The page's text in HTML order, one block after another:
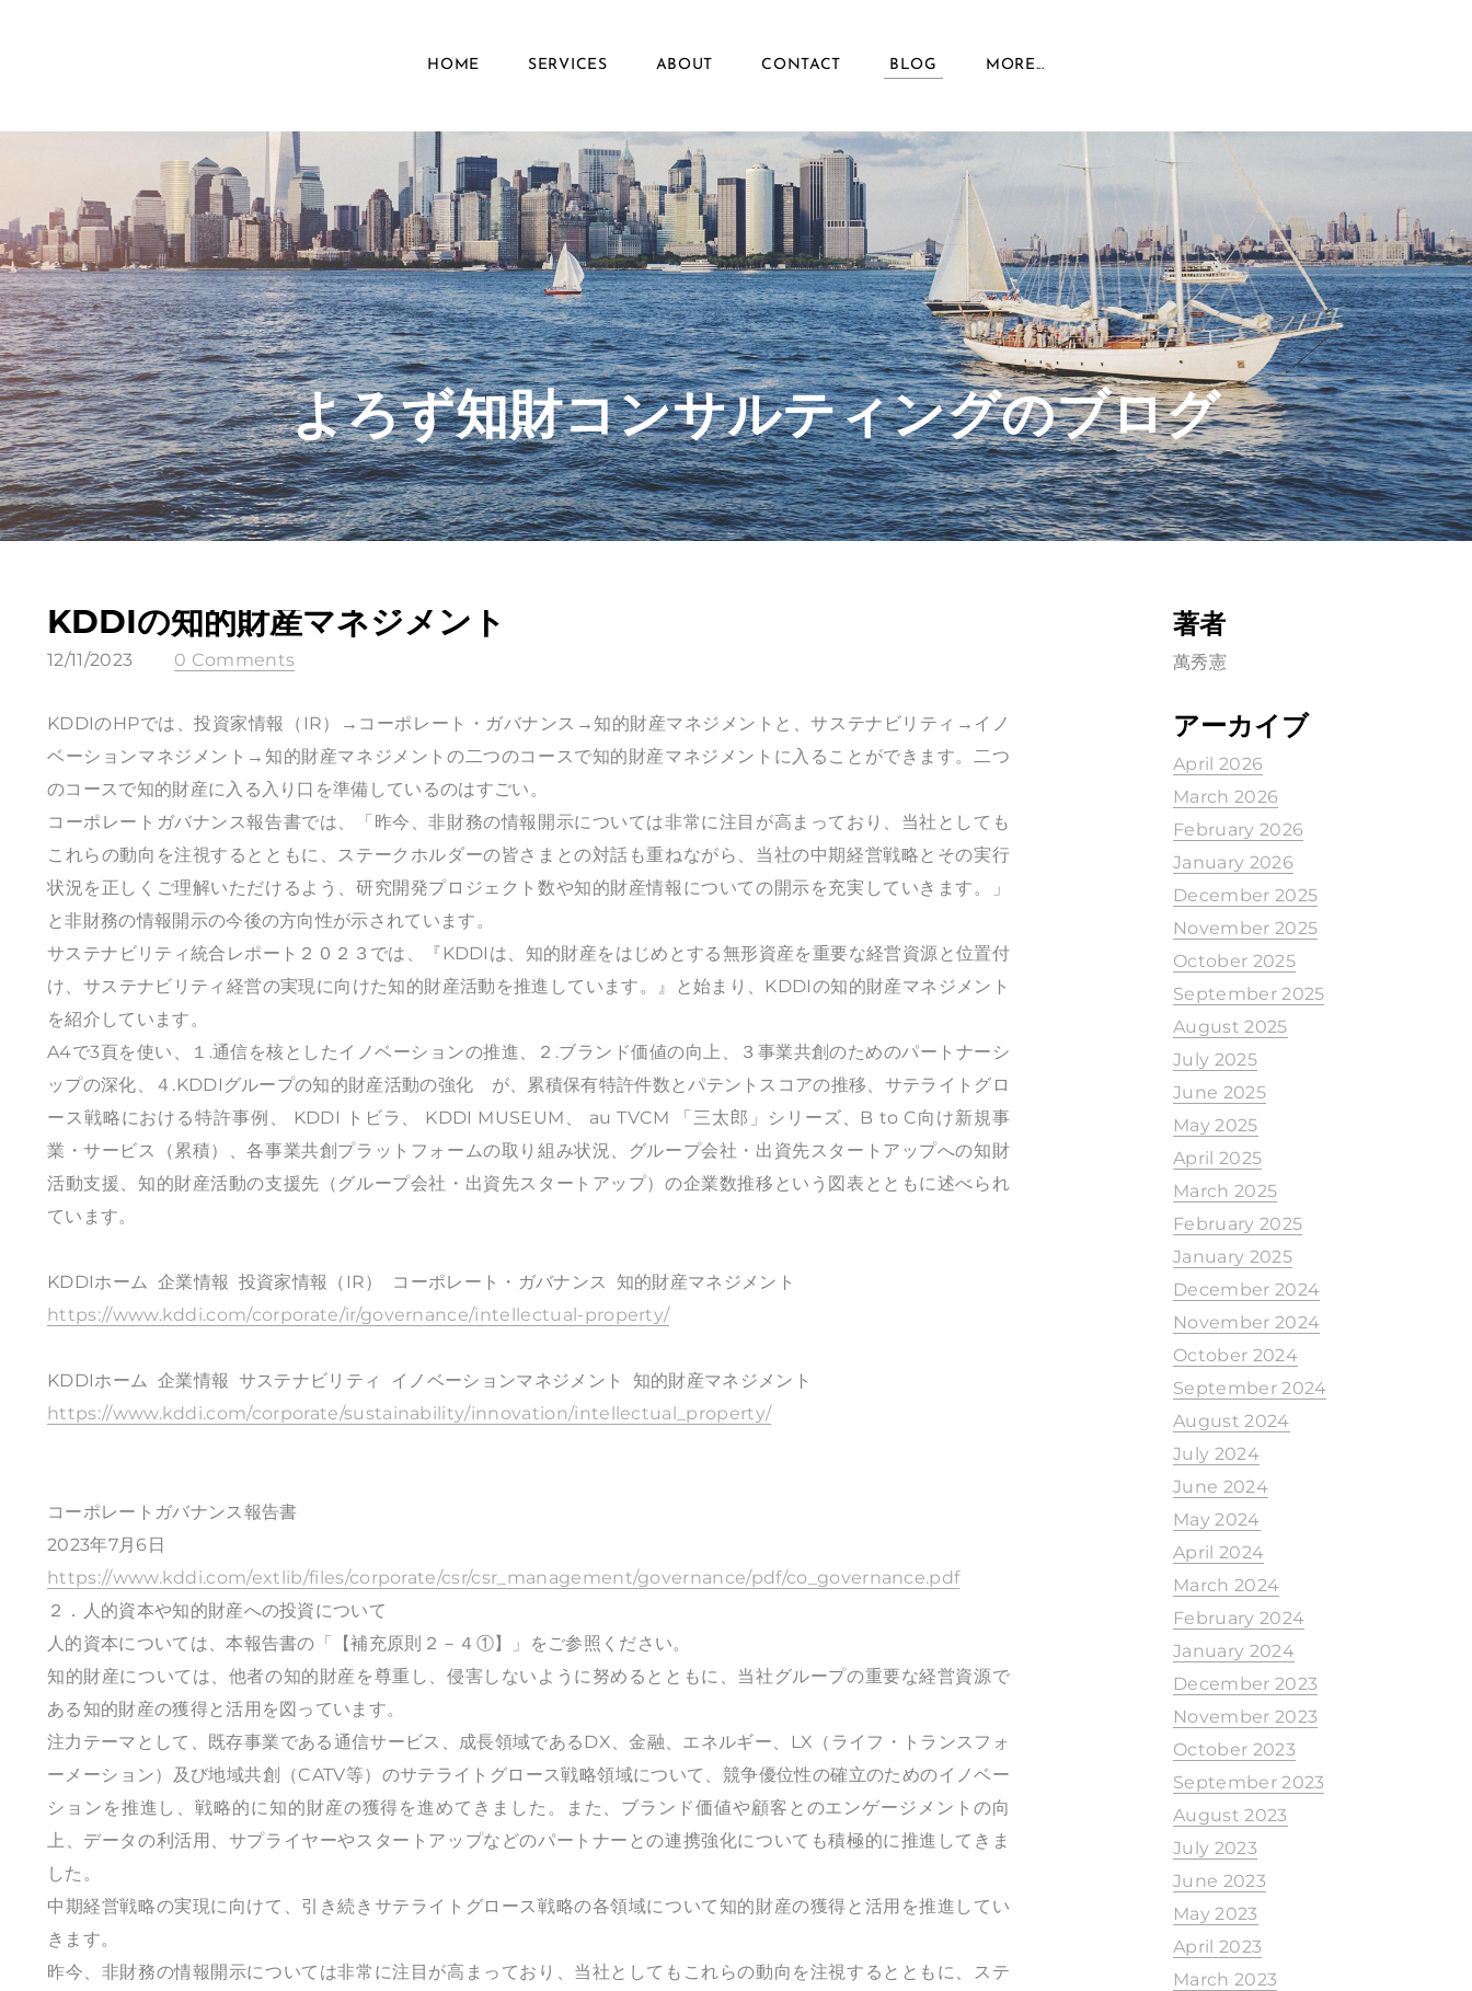
HOME SERVICES ABOUT CONTACT BLOG MORE...
​よろず知財コンサルティングのブログ
KDDIの知的財産マネジメント
12/11/2023 0 Comments
KDDIのHPでは、投資家情報（IR）→コーポレート・ガバナンス→知的財産マネジメントと、サステナビリティ→イノ
ベーションマネジメント→知的財産マネジメントの二つのコースで知的財産マネジメントに入ることができます。二つ
のコースで知的財産に入る入り口を準備しているのはすごい。
コーポレートガバナンス報告書では、「昨今、非財務の情報開示については非常に注目が高まっており、当社としても
これらの動向を注視するとともに、ステークホルダーの皆さまとの対話も重ねながら、当社の中期経営戦略とその実行
状況を正しくご理解いただけるよう、研究開発プロジェクト数や知的財産情報についての開示を充実していきます。」
と非財務の情報開示の今後の方向性が示されています。
サステナビリティ統合レポート２０２３では、『KDDIは、知的財産をはじめとする無形資産を重要な経営資源と位置付
け、サステナビリティ経営の実現に向けた知的財産活動を推進しています。』と始まり、KDDIの知的財産マネジメント
を紹介しています。
A4で3頁を使い、１.通信を核としたイノベーションの推進、２.ブランド価値の向上、３事業共創のためのパートナーシ
ップの深化、４.KDDIグループの知的財産活動の強化 が、累積保有特許件数とパテントスコアの推移、サテライトグロ
ース戦略における特許事例、 KDDI トビラ、 KDDI MUSEUM、 au TVCM 「三太郎」シリーズ、B to C向け新規事
業・サービス（累積）、各事業共創プラットフォームの取り組み状況、グループ会社・出資先スタートアップへの知財
活動支援、知的財産活動の支援先（グループ会社・出資先スタートアップ）の企業数推移という図表とともに述べられ
ています。
KDDIホーム 企業情報 投資家情報（IR） コーポレート・ガバナンス 知的財産マネジメント
https://www.kddi.com/corporate/ir/governance/intellectual-property/
KDDIホーム 企業情報 サステナビリティ イノベーションマネジメント 知的財産マネジメント
https://www.kddi.com/corporate/sustainability/innovation/intellectual_property/
コーポレートガバナンス報告書
2023年7月6日
https://www.kddi.com/extlib/files/corporate/csr/csr_management/governance/pdf/co_governance.pdf
２．人的資本や知的財産への投資について
人的資本については、本報告書の「【補充原則２－４①】」をご参照ください。
知的財産については、他者の知的財産を尊重し、侵害しないように努めるとともに、当社グループの重要な経営資源で
ある知的財産の獲得と活用を図っています。
注力テーマとして、既存事業である通信サービス、成長領域であるDX、金融、エネルギー、LX（ライフ・トランスフォ
ーメーション）及び地域共創（CATV等）のサテライトグロース戦略領域について、競争優位性の確立のためのイノベー
ションを推進し、戦略的に知的財産の獲得を進めてきました。また、ブランド価値や顧客とのエンゲージメントの向
上、データの利活用、サプライヤーやスタートアップなどのパートナーとの連携強化についても積極的に推進してきま
した。
中期経営戦略の実現に向けて、引き続きサテライトグロース戦略の各領域について知的財産の獲得と活用を推進してい
きます。
昨今、非財務の情報開示については非常に注目が高まっており、当社としてもこれらの動向を注視するとともに、ステ
著者
萬秀憲
アーカイブ
April 2026
March 2026
February 2026
January 2026
December 2025
November 2025
October 2025
September 2025
August 2025
July 2025
June 2025
May 2025
April 2025
March 2025
February 2025
January 2025
December 2024
November 2024
October 2024
September 2024
August 2024
July 2024
June 2024
May 2024
April 2024
March 2024
February 2024
January 2024
December 2023
November 2023
October 2023
September 2023
August 2023
July 2023
June 2023
May 2023
April 2023
March 2023